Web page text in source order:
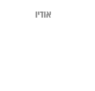
אודיו